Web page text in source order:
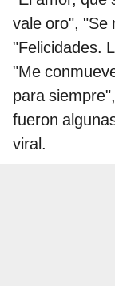
vale oro", "Se
"Felicidades.
"Me
para
fueron
viral.